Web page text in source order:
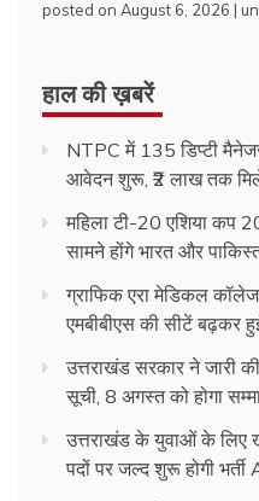
posted on August 6, 2026 |
हाल की ख़बरें
NTPC में 135 डिप्टी
आवेदन शुरू, ₹2 लाख तक
महिला टी-20 एशिया कप
सामने होंगे भारत और
ग्राफिक एरा मेडिकल
एमबीबीएस की सीटें बढ़कर
उत्तराखंड सरकार ने जारी
सूची, 8 अगस्त को होगा
उत्तराखंड के युवाओं के लिए
पदों पर जल्द शुरू होगी भर्ती